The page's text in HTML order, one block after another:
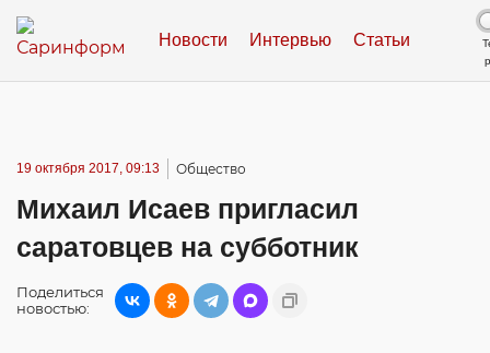
Новости Интервью Статьи
19 октября 2017, 09:13 Общество
Михаил Исаев пригласил
саратовцев на субботник
Поделиться
новостью: